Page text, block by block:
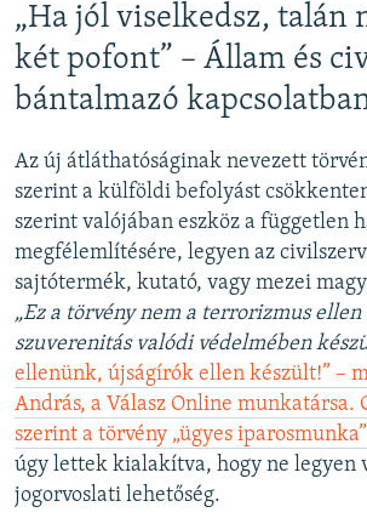
„Ha jól viselkedsz, talán
két pofont” – Állam és
bántalmazó
Az új átláthatóságinak nevezett
szerint a külföldi befolyást
szerint valójában eszköz a független
megfélemlítésére, legyen az
sajtótermék, kutató, vagy mezei
„Ez a törvény nem a terrorizmus ellen
szuverenitás valódi védelmében
ellenünk, újságírók ellen készült!” –
András, a Válasz Online munkatársa.
szerint a törvény „ügyes
úgy lettek kialakítva, hogy ne legyen
jogorvoslati lehetőség.